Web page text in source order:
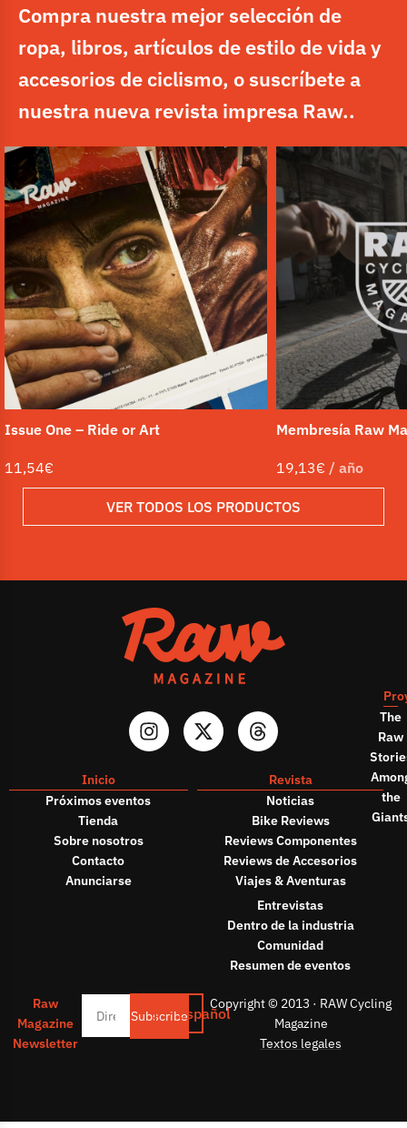
Compra nuestra mejor selección de
ropa, libros, artículos de estilo de vida y
accesorios de ciclismo, o suscríbete a
nuestra nueva revista impresa Raw..
Issue One – Ride or Art
11,54€
Membresía Raw
19,13€ / año
VER TODOS LOS PRODUCTOS
Inicio
Próximos eventos
Tienda
Sobre nosotros
Contacto
Anunciarse
Revista
Noticias
Bike Reviews
Reviews Componentes
Reviews de Accesorios
Viajes & Aventuras
Entrevistas
Dentro de la industria
Comunidad
Resumen de eventos
The
Raw
the
Raw
Magazine
Newsletter
SubscribeEspañol
Copyright © 2013 · RAW Cycling
Magazine
Textos legales